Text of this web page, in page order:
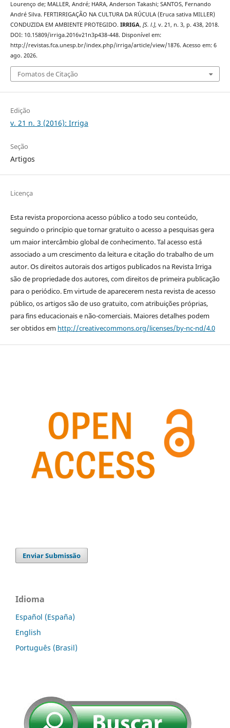
Lourenço de; MALLER, André; HARA, Anderson Takashi; SANTOS, Fernando
André Silva. FERTIRRIGAÇÃO NA CULTURA DA RÚCULA (Eruca sativa MILLER)
CONDUZIDA EM AMBIENTE PROTEGIDO. IRRIGA, [S. l.], v. 21, n. 3, p. 438, 2018.
DOI: 10.15809/irriga.2016v21n3p438-448. Disponível em:
http://revistas.fca.unesp.br/index.php/irriga/article/view/1876. Acesso em: 6
ago. 2026.
Fomatos de Citação
Edição
v. 21 n. 3 (2016): Irriga
Seção
Artigos
Licença
Esta revista proporciona acesso público a todo seu conteúdo,
seguindo o princípio que tornar gratuito o acesso a pesquisas gera
um maior intercâmbio global de conhecimento. Tal acesso está
associado a um crescimento da leitura e citação do trabalho de um
autor. Os direitos autorais dos artigos publicados na Revista Irriga
são de propriedade dos autores, com direitos de primeira publicação
para o periódico. Em virtude de aparecerem nesta revista de acesso
público, os artigos são de uso gratuito, com atribuições próprias,
para fins educacionais e não-comerciais. Maiores detalhes podem
ser obtidos em http://creativecommons.org/licenses/by-nc-nd/4.0
Enviar Submissão
Idioma
Español (España)
English
Português (Brasil)